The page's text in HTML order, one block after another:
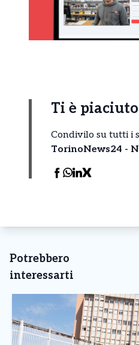
Ti è
Condivilo su tutti i
TorinoNews24 -
Potrebbero
interessarti